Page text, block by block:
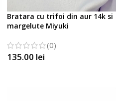
Bratara cu trifoi din aur 14k si
margelute Miyuki
(0)
135.00 lei